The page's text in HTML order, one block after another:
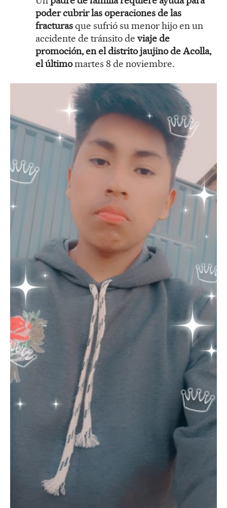
poder cubrir las operaciones de las
fracturasque sufrió su menor hijo en un
accidente de tránsito de viaje de
promoción, en el distrito jaujino de Acolla,
el últimomartes 8 de noviembre.